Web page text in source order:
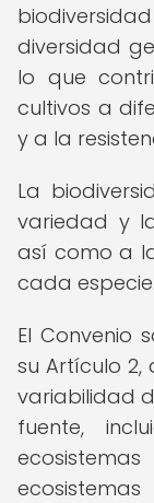
diversidad
lo que
cultivos a
y a la
La
variedad y
así como a
cada especie.
El Convenio
su Artículo
variabilidad
fuente,